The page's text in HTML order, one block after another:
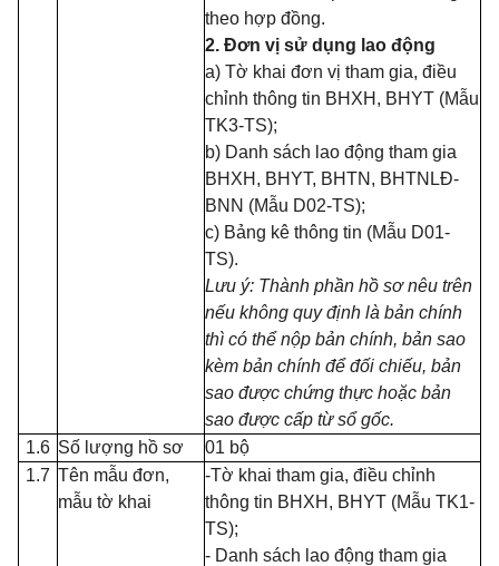
theo hợp đồng.
2. Đơn vị sử dụng lao động
a) Tờ khai đơn vị tham gia, điều
chỉnh thông tin BHXH, BHYT (Mẫu
TK3-TS);
b) Danh sách lao động tham gia
BHXH, BHYT, BHTN, BHTNLĐ-
BNN (Mẫu D02-TS);
c) Bảng kê thông tin (Mẫu D01-
TS).
Lưu ý: Thành phần hồ sơ nêu trên
nếu không quy định là bản chính
thì có thể nộp bản chính, bản sao
kèm bản chính để đối chiếu, bản
sao được chứng thực hoặc bản
sao được cấp từ sổ gốc.
1.6 Số lượng hồ sơ
01 bộ
1.7 Tên mẫu đơn,
mẫu tờ khai
-Tờ khai tham gia, điều chỉnh
thông tin BHXH, BHYT (Mẫu TK1-
TS);
- Danh sách lao động tham gia